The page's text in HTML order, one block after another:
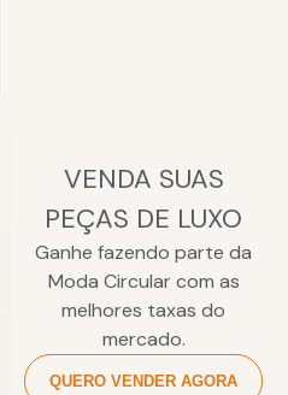
VENDA SUAS
PEÇAS DE LUXO
Ganhe fazendo parte da
Moda Circular com as
melhores taxas do
mercado.
QUERO VENDER AGORA